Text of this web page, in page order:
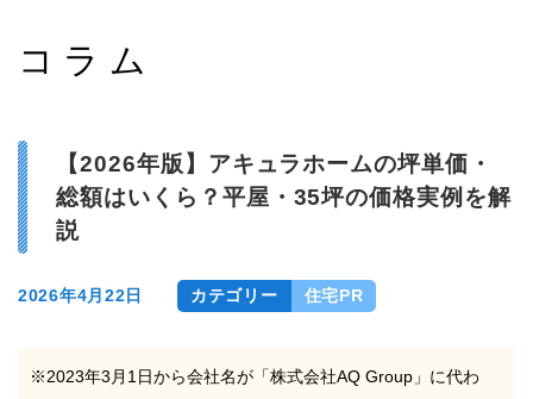
コラム
【2026年版】アキュラホームの坪単価・
総額はいくら？平屋・35坪の価格実例を解
説
2026年4月22日 カテゴリー 住宅PR
※2023年3月1日から会社名が「株式会社AQ Group」に代わ